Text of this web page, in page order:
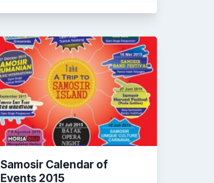
Samosir Calendar of
Events 2015